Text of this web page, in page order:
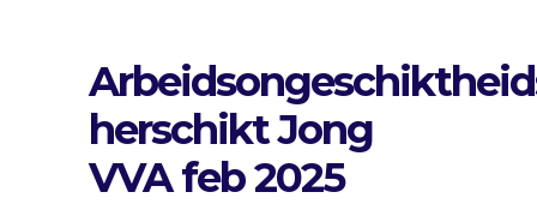
herschikt Jong
VVA feb 2025